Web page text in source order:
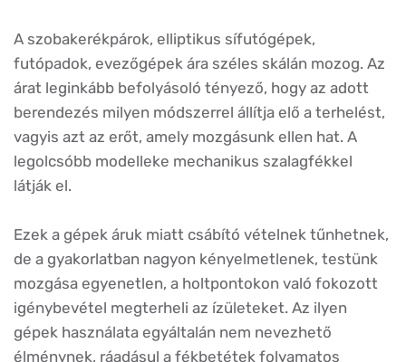
A szobakerékpárok, elliptikus sífutógépek,
futópadok, evezőgépek ára széles skálán mozog. Az
árat leginkább befolyásoló tényező, hogy az adott
berendezés milyen módszerrel állítja elő a terhelést,
vagyis azt az erőt, amely mozgásunk ellen hat. A
legolcsóbb modelleke mechanikus szalagfékkel
látják el.
Ezek a gépek áruk miatt csábító vételnek tűnhetnek,
de a gyakorlatban nagyon kényelmetlenek, testünk
mozgása egyenetlen, a holtpontokon való fokozott
igénybevétel megterheli az ízületeket. Az ilyen
gépek használata egyáltalán nem nevezhető
élménynek, ráadásul a fékbetétek folyamatos